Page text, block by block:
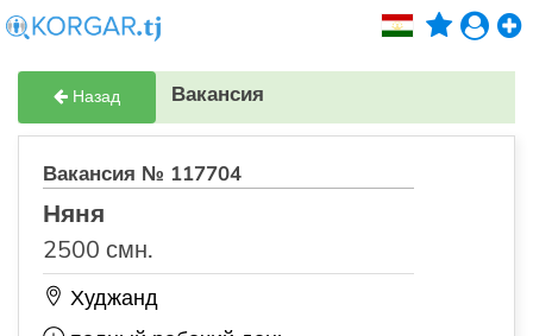
Назад Вакансия
Вакансия № 117704
Няня
2500 смн.
Худжанд